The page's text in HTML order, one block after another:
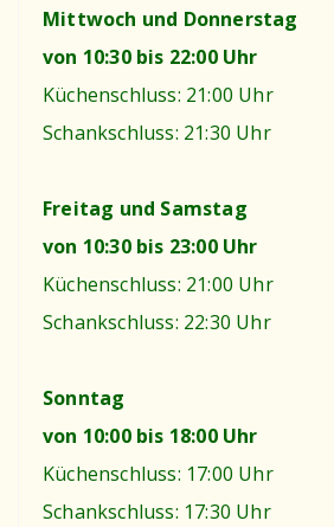
Mittwoch und Donnerstag
von 10:30 bis 22:00 Uhr
Küchenschluss: 21:00 Uhr
Schankschluss: 21:30 Uhr
Freitag und Samstag
von 10:30 bis 23:00 Uhr
Küchenschluss: 21:00 Uhr
Schankschluss: 22:30 Uhr
Sonntag
von 10:00 bis 18:00 Uhr
Küchenschluss: 17:00 Uhr
Schankschluss: 17:30 Uhr